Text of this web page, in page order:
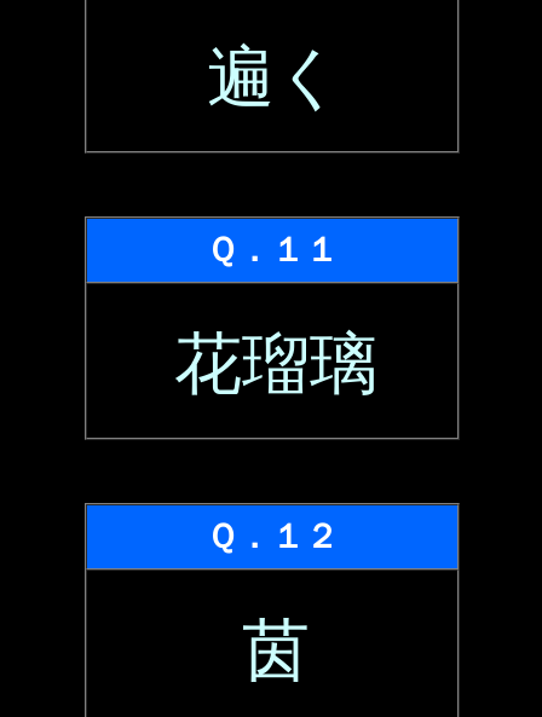
遍く
Ｑ．１１
花瑠璃
Ｑ．１２
茵